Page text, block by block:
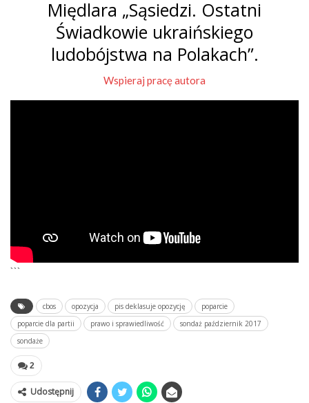
Międlara „Sąsiedzi. Ostatni
Świadkowie ukraińskiego
ludobójstwa na Polakach”.
Wspieraj pracę autora
```
cbos opozycja pis deklasuje opozycję
poparcie
poparcie dla partii
prawo i sprawiedliwość
sondaż październik 2017
sondaże
2
Udostępnij